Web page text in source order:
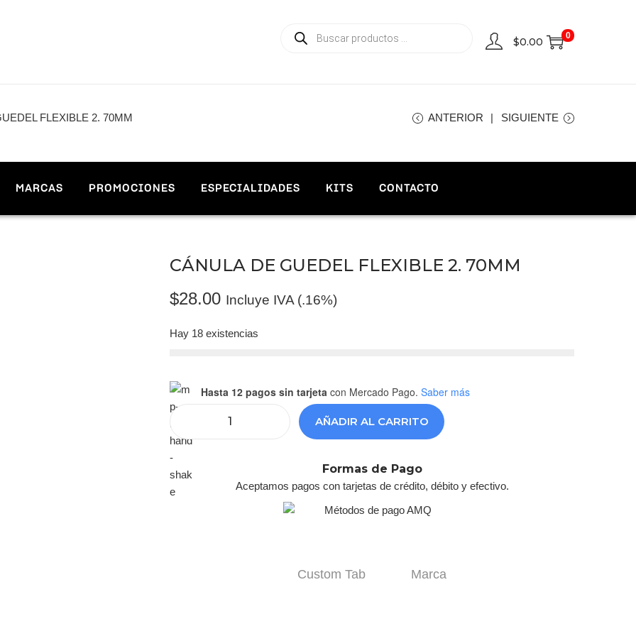
$0.00
0
FLEXIBLE 2. 70MM ANTERIOR SIGUIENTE
MARCAS PROMOCIONES ESPECIALIDADES KITS CONTACTO
CÁNULA DE GUEDEL FLEXIBLE 2. 70MM
$28.00 Incluye IVA (.16%)
Hay 18 existencias
Hasta 12 pagos sin tarjeta con Mercado Pago. Saber más
AÑADIR AL CARRITO
Formas de Pago
Aceptamos pagos con tarjetas de crédito, débito y efectivo.
Custom Tab Marca